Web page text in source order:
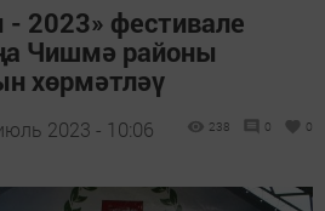
2023» фестивале
Чишмә районы
хөрмәтләү
2023 - 10:06 238 0 0